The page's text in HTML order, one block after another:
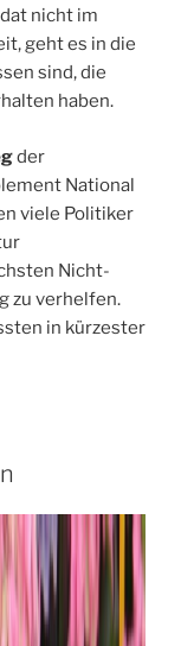
nicht im
geht es in die
sind, die
haben.
der
National
viele Politiker
Nicht-
zu verhelfen.
in kürzester